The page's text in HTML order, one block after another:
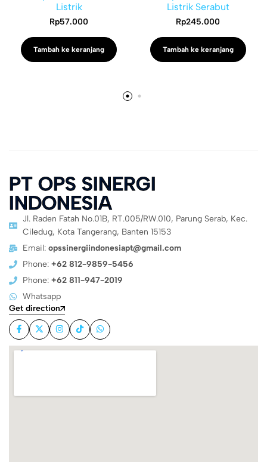
Listrik
Rp57.000
Tambah ke keranjang
Listrik Serabut
Rp245.000
Tambah ke keranjang
PT OPS SINERGI
INDONESIA
Jl. Raden Fatah No.01B, RT.005/RW.010, Parung Serab, Kec.
Ciledug, Kota Tangerang, Banten 15153
Email: opssinergiindonesiapt@gmail.com
Phone: +62 812-9859-5456
Phone: +62 811-947-2019
Whatsapp
Get direction